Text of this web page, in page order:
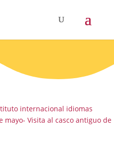
internacional idiomas
mayo- Visita al casco antiguo de